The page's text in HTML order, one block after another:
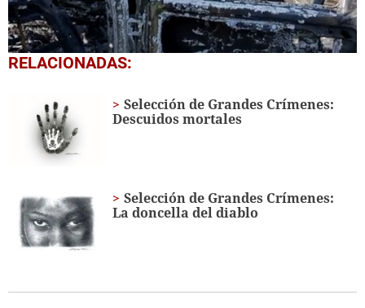
0
seconds
minute,
seconds
RELACIONADAS:
Selección de Grandes Crímenes:
Descuidos mortales
Selección de Grandes Crímenes:
La doncella del diablo